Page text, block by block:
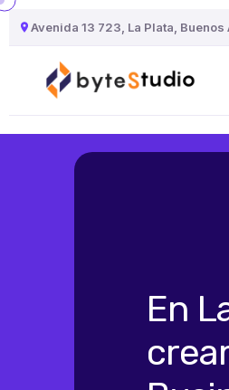
Avenida 13 723, La Plata,
En